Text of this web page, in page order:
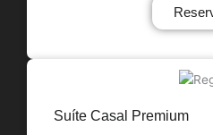
Suíte Casal Premium